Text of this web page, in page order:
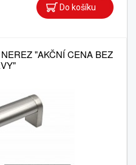
"AKČNÍ CENA BEZ